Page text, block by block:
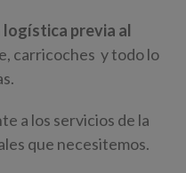
logística previa al
carricoches y todo lo
a los servicios de la
que necesitemos.